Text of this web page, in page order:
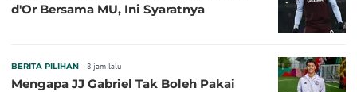
d'Or Bersama MU, Ini Syaratnya
BERITA PILIHAN 8 jam lalu
Mengapa JJ Gabriel Tak Boleh Pakai